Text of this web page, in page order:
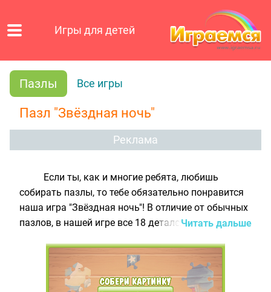
Игры для детей
Пазлы Все игры
Пазл "Звёздная ночь"
Реклама
Если ты, как и многие ребята, любишь
собирать пазлы, то тебе обязательно понравится
наша игра "Звёздная ночь"! В отличие от обычных
пазлов, в нашей игре все 18 деталек имеют
сравнивая фрагменты разрезанного рисунка с
пустыми ячейками на белом поле. А можно
сначала посмотреть на готовую картинку, нажав
Читать дальше